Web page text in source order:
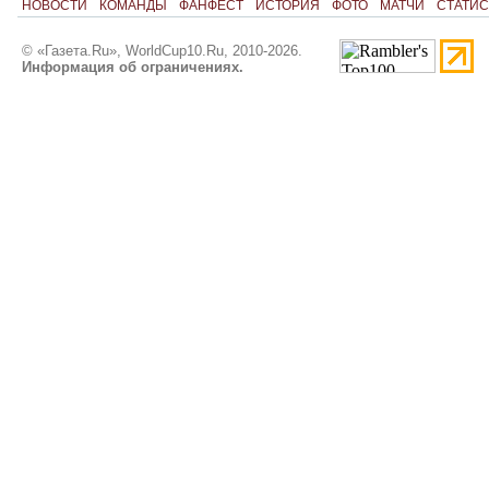
НОВОСТИ КОМАНДЫ ФАНФЕСТ ИСТОРИЯ ФОТО МАТЧИ
© «Газета.Ru», WorldCup10.Ru, 2010-2026.
Информация об ограничениях.